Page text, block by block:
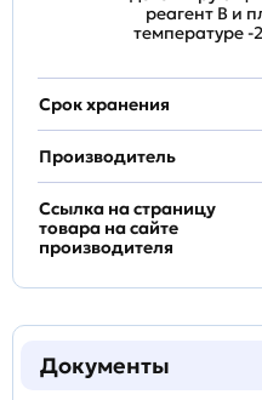
реагент B и
температуре -
Срок хранения
Производитель
Ссылка на страницу
товара на сайте
производителя
Документы